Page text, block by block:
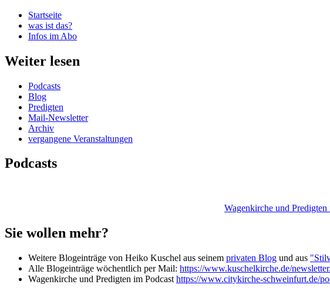
Startseite
was ist das?
Infos im Abo
Weiter lesen
Podcasts
Blog
Predigten
Mail-Newsletter
Archiv
vergangene Veranstaltungen
Podcasts
Wagenkirche und
Sie wollen mehr?
Weitere Blogeinträge von Heiko Kuschel aus seinem privaten Blog und aus
Alle Blogeinträge wöchentlich per Mail: https://www.kuschelkirche.de/
Wagenkirche und Predigten im Podcast https://www.citykirche-schweinfurt.de/